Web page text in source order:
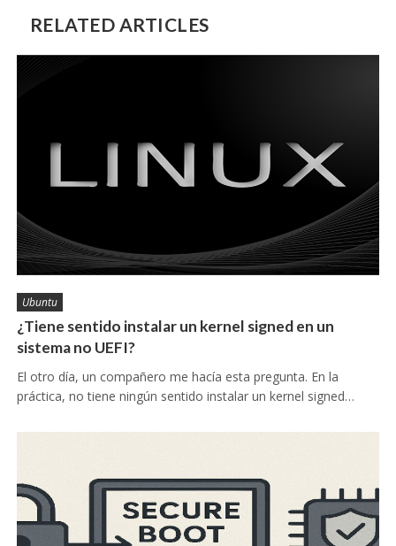
RELATED ARTICLES
Ubuntu
¿Tiene sentido instalar un kernel signed en un
sistema no UEFI?
El otro día, un compañero me hacía esta pregunta. En la
práctica, no tiene ningún sentido instalar un kernel signed…